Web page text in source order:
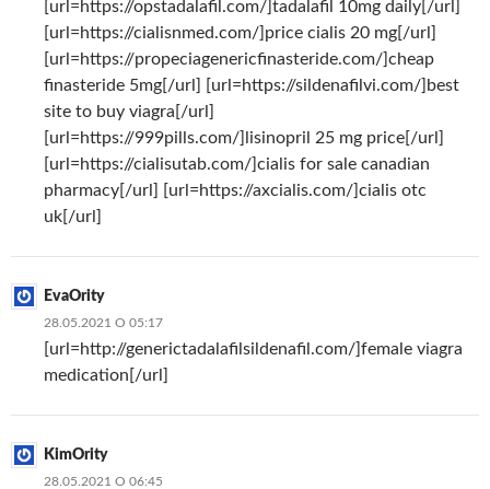
[url=https://opstadalafil.com/]tadalafil 10mg daily[/url]
[url=https://cialisnmed.com/]price cialis 20 mg[/url]
[url=https://propeciagenericfinasteride.com/]cheap
finasteride 5mg[/url] [url=https://sildenafilvi.com/]best
site to buy viagra[/url]
[url=https://999pills.com/]lisinopril 25 mg price[/url]
[url=https://cialisutab.com/]cialis for sale canadian
pharmacy[/url] [url=https://axcialis.com/]cialis otc
uk[/url]
EvaOrity
28.05.2021 О 05:17
[url=http://generictadalafilsildenafil.com/]female viagra
medication[/url]
KimOrity
28.05.2021 О 06:45